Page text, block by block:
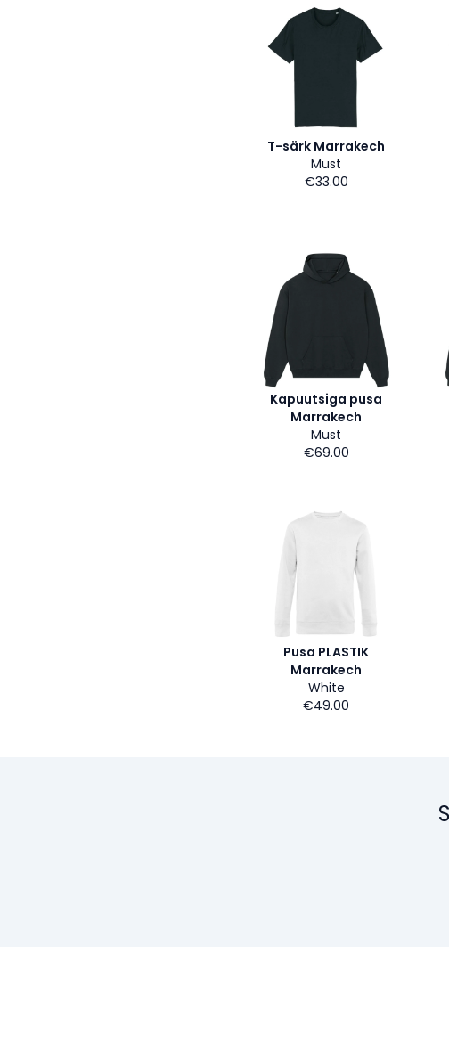
T-särk Marrakech
Must
€33.00
Kapuutsiga pusa
Marrakech
Must
€69.00
Pusa PLASTIK
Marrakech
White
€49.00